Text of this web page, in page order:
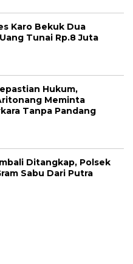
Karo Bekuk Dua
Tunai Rp.8 Juta
Hukum,
Meminta
Tanpa Pandang
Ditangkap, Polsek
Sabu Dari Putra